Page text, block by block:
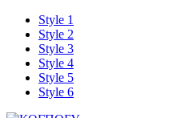
Style 1
Style 2
Style 3
Style 4
Style 5
Style 6